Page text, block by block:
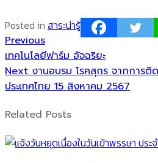
Posted in สาระน่ารู้
แนะแนว
เรื่อง
PreviousPrevious
post:
เทคโนโลยีฟาร์ม อัจฉริยะ
Next Next
post:
งานอบรม โรคสุกร จากการติ
ประเทศไทย 15 สิงหาคม 2567
Related Posts